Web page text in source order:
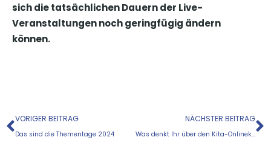
sich die tatsächlichen Dauern der Live-
Veranstaltungen noch geringfügig ändern
können.
Zurück
VORIGER BEITRAG
Das sind die Thementage 2024
NÄCHSTER BEITRAG
Was denkt Ihr über den Kita-Onlinekongress?